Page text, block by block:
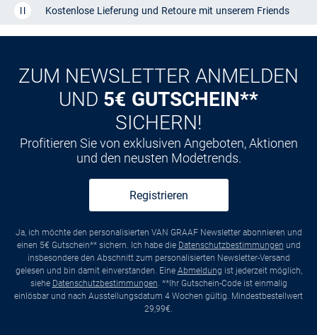
ZUM NEWSLETTER ANMELDEN
UND 5€ GUTSCHEIN**
SICHERN!
Profitieren Sie von exklusiven Angeboten, Aktionen
und den neusten Modetrends.
Registrieren
Ja, ich möchte den personalisierten VAN GRAAF Newsletter abonnieren und
einen 5€ Gutschein** sichern. Ich habe die Datenschutzbestimmungen und
insbesondere den Abschnitt zum personalisierten Newsletter-Versand
gelesen und bin damit einverstanden. Eine Abmeldung ist jederzeit möglich,
siehe Datenschutzbestimmungen. **Ihr Gutschein-Code ist einmalig
einlösbar und nach Ausstellungsdatum 4 Wochen gültig. Mindestbestellwert
29,99€.